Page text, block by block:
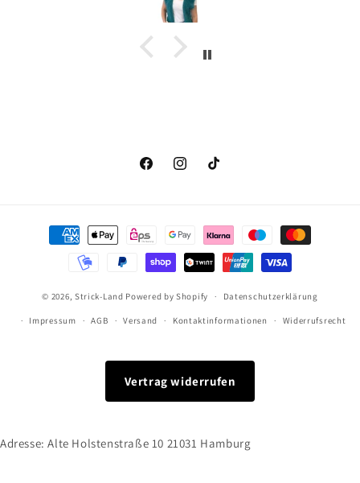
FacebookInstagramTikTok
Zahlungsmethoden
© 2026, Strick-Land Powered by Shopify Datenschutzerklärung
Impressum AGB Versand Kontaktinformationen Widerrufsrecht
Vertrag widerrufen
Adresse: Alte Holstenstraße 10 21031 Hamburg